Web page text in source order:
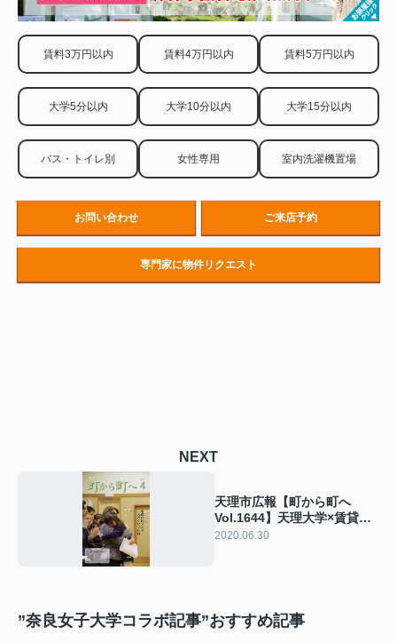
賃料3万円以内 賃料4万円以内 賃料5万円以内
大学5分以内 大学10分以内 大学15分以内
バス・トイレ別 女性専用 室内洗濯機置場
お問い合わせ ご来店予約
専門家に物件リクエスト
NEXT
天理市広報【町から町へ
Vol.1644】天理大学×賃貸の
マサキが特集されました。
2020.06.30
”奈良女子大学コラボ記事”おすすめ記事